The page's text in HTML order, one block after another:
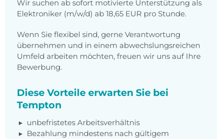
Wir suchen ab sofort motivierte Unterstützung als
Elektroniker (m/w/d) ab 18,65 EUR pro Stunde.
Wenn Sie flexibel sind, gerne Verantwortung
übernehmen und in einem abwechslungsreichen
Umfeld arbeiten möchten, freuen wir uns auf Ihre
Bewerbung.
Diese Vorteile erwarten Sie bei
Tempton
unbefristetes Arbeitsverhältnis
Bezahlung mindestens nach gültigem